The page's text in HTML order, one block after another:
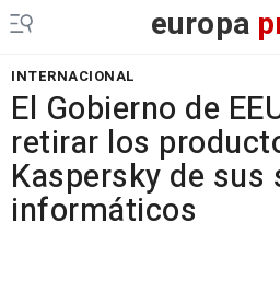
europa
INTERNACIONAL
El Gobierno de
retirar los
Kaspersky de sus
informáticos